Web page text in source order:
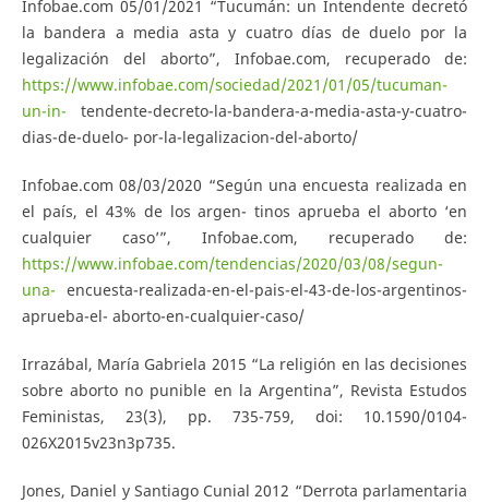
Infobae.com 05/01/2021 “Tucumán: un Intendente decretó
la bandera a media asta y cuatro días de duelo por la
legalización del aborto”, Infobae.com, recuperado de:
https://www.infobae.com/sociedad/2021/01/05/tucuman-
un-in- tendente-decreto-la-bandera-a-media-asta-y-cuatro-
dias-de-duelo- por-la-legalizacion-del-aborto/
Infobae.com 08/03/2020 “Según una encuesta realizada en
el país, el 43% de los argen- tinos aprueba el aborto ‘en
cualquier caso’”, Infobae.com, recuperado de:
https://www.infobae.com/tendencias/2020/03/08/segun-
una- encuesta-realizada-en-el-pais-el-43-de-los-argentinos-
aprueba-el- aborto-en-cualquier-caso/
Irrazábal, María Gabriela 2015 “La religión en las decisiones
sobre aborto no punible en la Argentina”, Revista Estudos
Feministas, 23(3), pp. 735-759, doi: 10.1590/0104-
026X2015v23n3p735.
Jones, Daniel y Santiago Cunial 2012 “Derrota parlamentaria